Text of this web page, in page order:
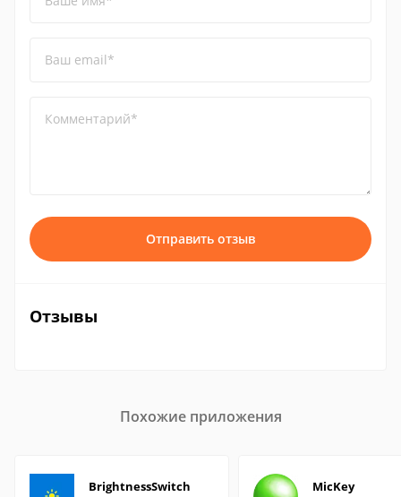
Ваш email*
Комментарий*
Отправить отзыв
Отзывы
Похожие приложения
BrightnessSwitch MicKey